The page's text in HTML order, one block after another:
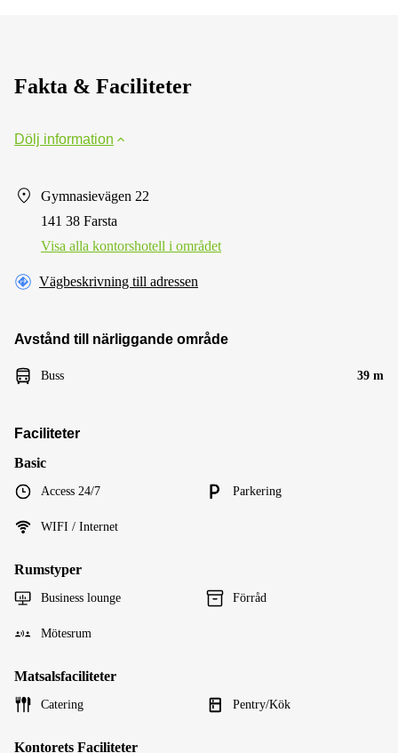
Fakta & Faciliteter
Dölj information
Gymnasievägen 22
141 38 Farsta
Visa alla kontorshotell i området
Vägbeskrivning till adressen
Avstånd till närliggande område
Buss 39 m
Faciliteter
Basic
Access 24/7 Parkering
WIFI / Internet
Rumstyper
Business lounge Förråd
Mötesrum
Matsalsfaciliteter
Catering Pentry/Kök
Kontorets Faciliteter